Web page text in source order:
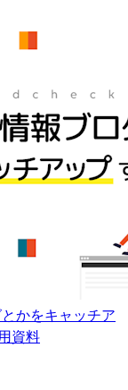
かをキャッチア
資料